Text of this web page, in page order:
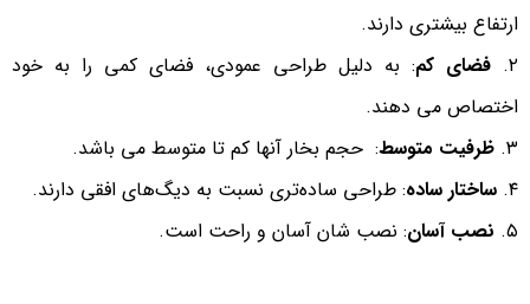
ارتفاع بیشتری دارند.
۲. فضای کم: به دلیل طراحی عمودی، فضای کمی را به خود
اختصاص می دهند.
۳. ظرفیت متوسط: حجم بخار آنها کم تا متوسط می باشد.
۴. ساختار ساده: طراحی ساده‌تری نسبت به دیگ‌های افقی دارند.
۵. نصب آسان: نصب شان آسان‌ و راحت است.